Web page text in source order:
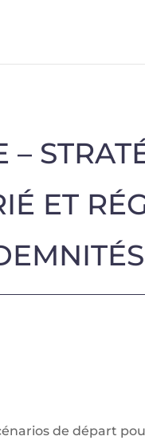
ET
de départ